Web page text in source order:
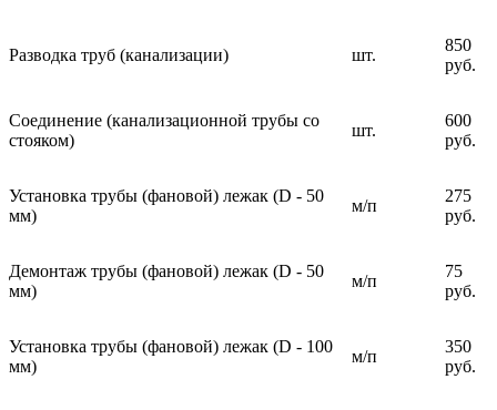
Разводка труб (канализации) шт.
850
руб.
Соединение (канализационной трубы со
стояком)
шт.
600
руб.
Установка трубы (фановой) лежак (D - 50
мм)
м/п
275
руб.
Демонтаж трубы (фановой) лежак (D - 50
мм)
м/п
75
руб.
Установка трубы (фановой) лежак (D - 100
мм)
м/п
350
руб.